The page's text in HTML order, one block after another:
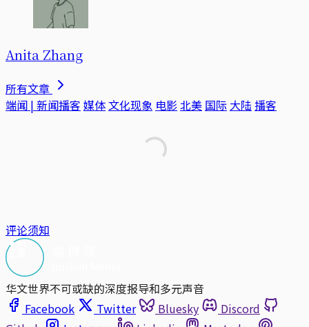
Anita Zhang
所有文章
端闻 | 新闻播客 媒体文化现象 电影北美 国际 大陆 播客
评论须知
华文世界不可或缺的深度报导和多元声音
Facebook
Twitter Bluesky
Discord